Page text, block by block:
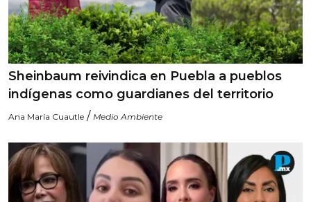
Sheinbaum reivindica en Puebla a pueblos
indígenas como guardianes del territorio
Ana María Cuautle / Medio Ambiente